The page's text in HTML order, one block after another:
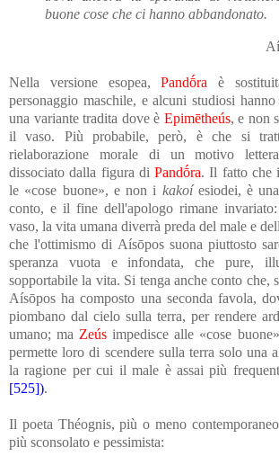
buone cose che ci hanno abbandonato.
Nella versione esopea,Pandṓra è
personaggio maschile, e alcuni studiosi
una variante tradita dove è Epimētheús, e non
il vaso. Più probabile, però, è che si
rielaborazione morale di un motivo
dissociato dalla figura diPandṓra. Il fatto che
le «cose buone», e non i kakoí esiodei, è
conto, e il fine dell'apologo rimane
vaso, la vita umana diverrà preda del male e
che l'ottimismo di Aísōpos suona piuttosto
speranza vuota e infondata, che pure,
sopportabile la vita. Si tenga anche conto che,
Aísōpos ha composto una seconda favola,
piombano dal cielo sulla terra, per rendere
umano; ma Zeús impedisce alle «cose
permette loro di scendere sulla terra solo una
la ragione per cui il male è assai più
[525]).
Il poeta Théognis, più o meno
più sconsolato e pessimista: